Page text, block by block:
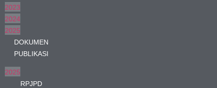
2023
2024
2025
DOKUMEN
PUBLIKASI
2025
RPJPD